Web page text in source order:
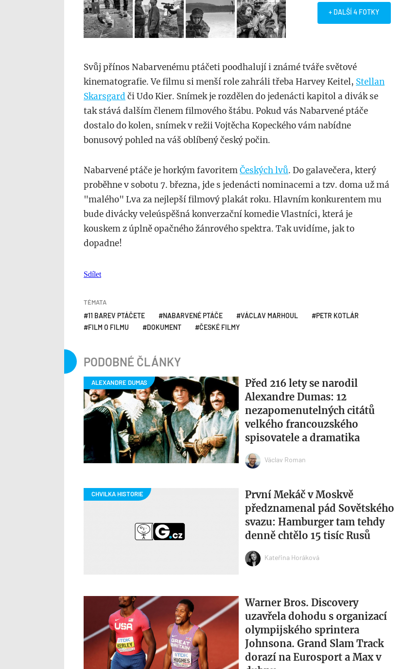
+ DALŠÍ 4 FOTKY
Svůj přínos Nabarvenému ptáčeti poodhalují i známé tváře světové
kinematografie. Ve filmu si menší role zahráli třeba Harvey Keitel, Stellan
Skarsgard či Udo Kier. Snímek je rozdělen do jedenácti kapitol a divák se
tak stává dalším členem filmového štábu. Pokud vás Nabarvené ptáče
dostalo do kolen, snímek v režii Vojtěcha Kopeckého vám nabídne
bonusový pohled na váš oblíbený český počin.
Nabarvené ptáče je horkým favoritemČeských lvů. Do galavečera, který
proběhne v sobotu 7. března, jde s jedenácti nominacemi a tzv. doma už má
"malého" Lva za nejlepší filmový plakát roku. Hlavním konkurentem mu
bude divácky veleúspěšná konverzační komedie Vlastníci, která je
kouskem z úplně opačného žánrového spektra. Tak uvidíme, jak to
dopadne!
Sdílet
TÉMATA
11 BAREV PTÁČETE NABARVENÉ PTÁČE VÁCLAV MARHOUL
PETR KOTLÁR
FILM O FILMU
DOKUMENT ČESKÉ FILMY
PODOBNÉ ČLÁNKY
Před 216 lety se narodil
Alexandre Dumas: 12
nezapomenutelných citátů
velkého francouzského
spisovatele a dramatika
Václav Roman
První Mekáč v Moskvě
předznamenal pád Sovětského
svazu: Hamburger tam tehdy
denně chtělo 15 tisíc Rusů
Kateřina Horáková
Warner Bros. Discovery
uzavřela dohodu s organizací
olympijského sprintera
Johnsona. Grand Slam Track
dorazí na Eurosport a Max v